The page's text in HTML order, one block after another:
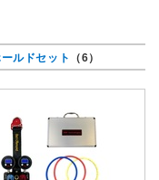
ルドセット （6）